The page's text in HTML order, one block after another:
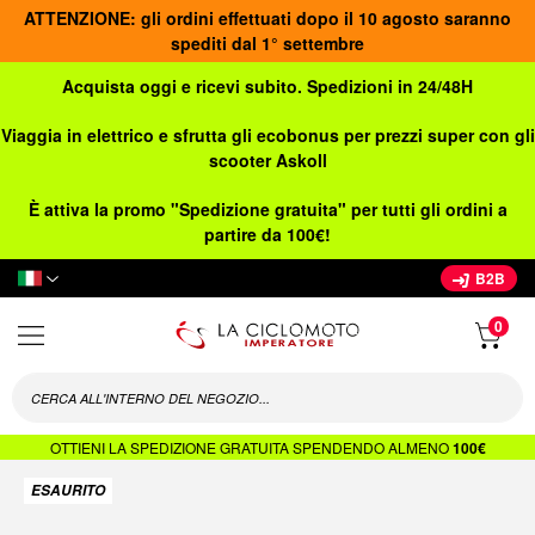
ATTENZIONE: gli ordini effettuati dopo il 10 agosto saranno
spediti dal 1° settembre
Acquista oggi e ricevi subito. Spedizioni in 24/48H
Viaggia in elettrico e sfrutta gli ecobonus per prezzi super con gli
scooter Askoll
È attiva la promo "Spedizione gratuita" per tutti gli ordini a
partire da 100€!
Lingua
B2B
OTTIENI LA SPEDIZIONE GRATUITA SPENDENDO ALMENO100€
alla
ESAURITO